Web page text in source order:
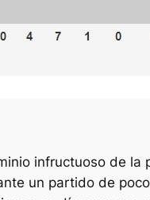
infructuoso de la
un partido de